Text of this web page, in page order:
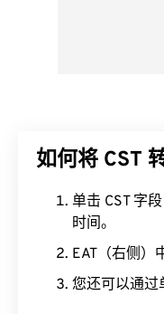
如何将 CST
单击 CST 字
时间。
EAT（右侧）
您还可以通过